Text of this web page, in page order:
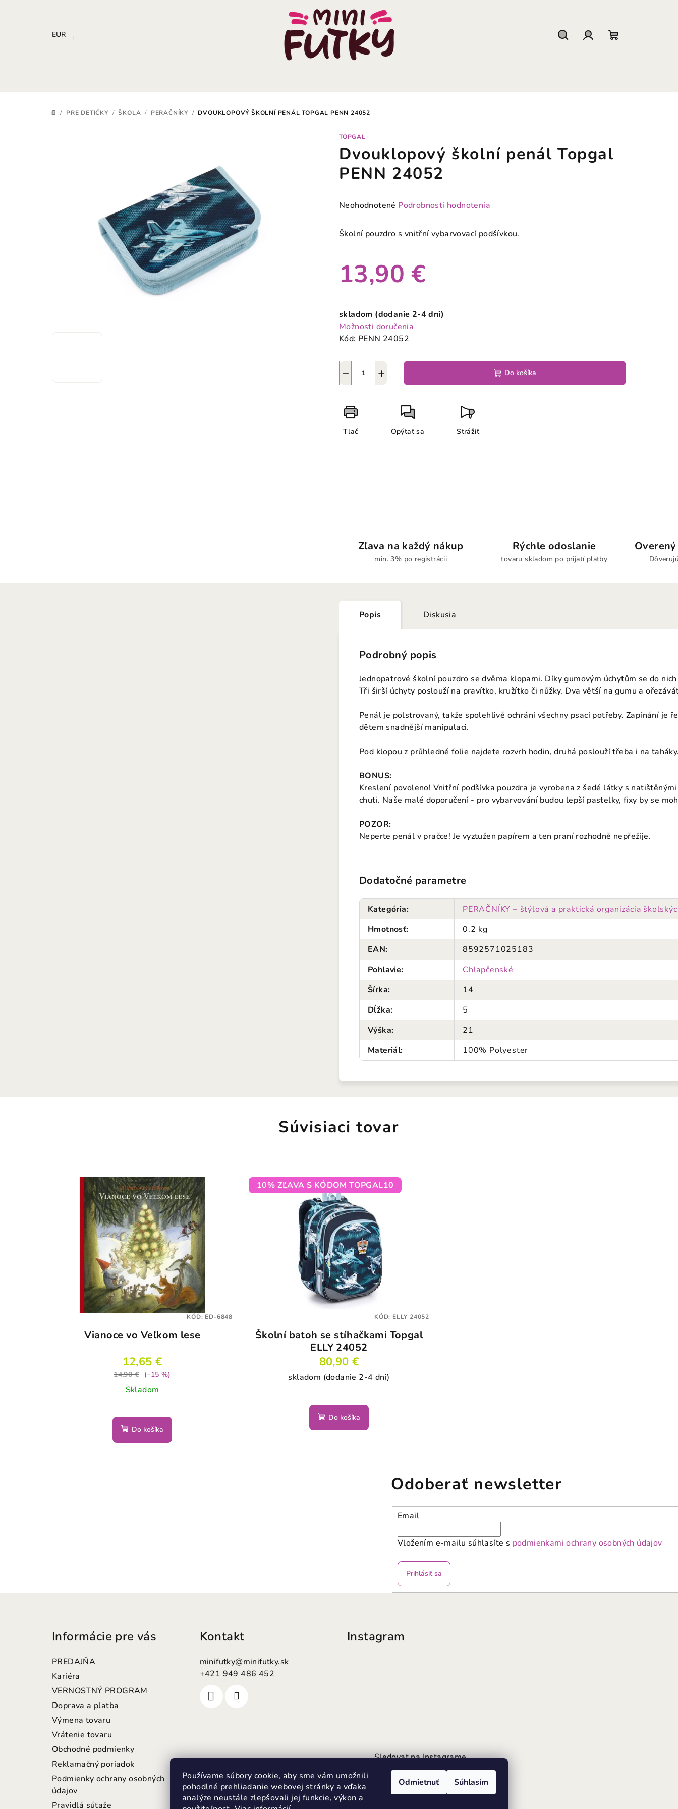
Používame súbory cookie, aby sme vám umožnili
pohodlné prehliadanie webovej stránky a vďaka
analýze neustále zlepšovali jej funkcie, výkon a
Odmietnuť Súhlasím
EUR
DOMOV
/ PRE DETIČKY / ŠKOLA / PERAČNÍKY / DVOUKLOPOVÝ ŠKOLNÍ PENÁL TOPGAL PENN 24052
TOPGAL
Dvouklopový školní penál Topgal
PENN 24052
Priemerné
produktu
z
5
Neohodnotené Podrobnosti hodnotenia
Školní pouzdro s vnitřní vybarvovací podšívkou.
13,90 €
cena:
skladom (dodanie 2-4 dni)
Možnosti doručenia
Kód: PENN 24052
+
− Do košíka
Tlač Opýtať sa Strážiť
Zľava na každý nákup
min. 3% po registrácii
Rýchle odoslanie
tovaru skladom po prijatí platby
Popis Diskusia
Podrobný popis
Jednopatrové školní pouzdro se dvěma klopami. Díky gumovým úchytům se do
Tři širší úchyty poslouží na pravítko, kružítko či nůžky. Dva větší na gumu a
Penál je polstrovaný, takže spolehlivě ochrání všechny psací potřeby. Zapínání je
dětem snadnější manipulaci.
Pod klopou z průhledné folie najdete rozvrh hodin, druhá poslouží třeba i na
BONUS:
Kreslení povoleno! Vnitřní podšívka pouzdra je vyrobena z šedé látky s
chuti. Naše malé doporučení - pro vybarvování budou lepší pastelky, fixy by se
POZOR:
Neperte penál v pračce! Je vyztužen papírem a ten praní rozhodně nepřežije.
Dodatočné parametre
Kategória:
PERAČNÍKY – štýlová a praktická organizácia
Hmotnosť:
0.2 kg
EAN:
8592571025183
Pohlavie:
Chlapčenské
Šírka:
14
Dĺžka:
5
Výška:
21
Materiál: 100% Polyester
Súvisiaci tovar
Vianoce vo Veľkom lese
12,65 €
14,90 € (–15 %)
Skladom
Do košíka
KÓD: ED-6848
10% ZĽAVA S KÓDOM TOPGAL10
Školní batoh se stíhačkami Topgal
ELLY 24052
80,90 €
skladom (dodanie 2-4 dni)
Do košíka
KÓD: ELLY 24052
Odoberať newsletter
Email
Vložením e-mailu súhlasíte s podmienkami ochrany osobných údajov
Prihlásiť sa
Informácie pre vás
PREDAJŇA
Kariéra
VERNOSTNÝ PROGRAM
Doprava a platba
Výmena tovaru
Vrátenie tovaru
Obchodné podmienky
Reklamačný poriadok
Podmienky ochrany osobných
údajov
Pravidlá súťaže
Kontakt
minifutky@minifutky.sk
+421 949 486 452
Instagram
Sledovať na Instagrame